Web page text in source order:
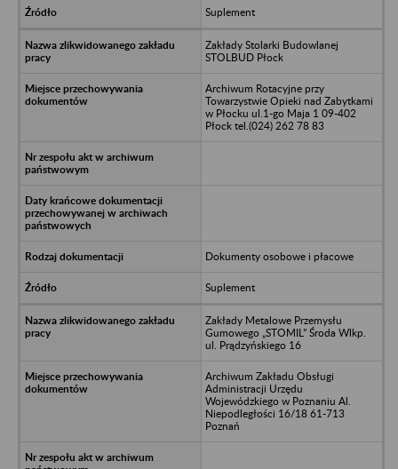
Suplement
Zakłady Stolarki Budowlanej
STOLBUD Płock
Archiwum Rotacyjne przy
Towarzystwie Opieki nad Zabytkami
w Płocku ul.1-go Maja 1 09-402
Płock tel.(024) 262 78 83
Dokumenty osobowe i płacowe
Suplement
Zakłady Metalowe Przemysłu
Gumowego „STOMIL” Środa Wlkp.
ul. Prądzyńskiego 16
Archiwum Zakładu Obsługi
Administracji Urzędu
Wojewódzkiego w Poznaniu Al.
Niepodległości 16/18 61-713
Poznań